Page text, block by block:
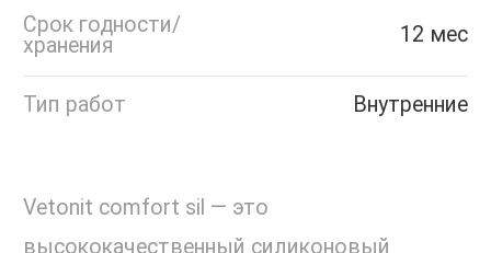
Срок годности/
хранения
12 мес
Тип работ Внутренние
Vetonit comfort sil — это
высококачественный силиконовый